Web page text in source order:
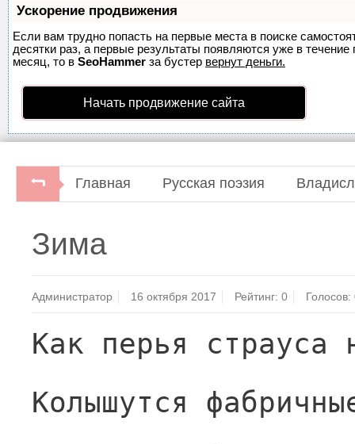
Ускорение продвижения
Если вам трудно попасть на первые места в поиске
десятки раз, а первые результаты появляются уже в
месяц, то в SeoHammer за бустер вернут деньги.
Начать продвижение сайта
Главная Русская поэзия
Зима
Администратор 16 октября 2017 Рейтинг:0 Голосов:
Как перья страуса
Колышутся